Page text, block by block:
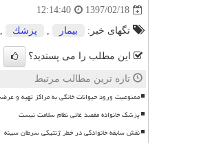
1397/02/18
12:14:40
تگهای خبر: بیمار , پزشك ,
این مطلب را می پسندید؟
تازه ترین مطالب مرتبط
ممنوعیت ورود حیوانات خانگی به مراکز تهیه و
پزشک خانواده مقصد غائی نظام سلامت نیست
نقش سابقه خانوادگی در خطر ژنتیکی سرطان سینه